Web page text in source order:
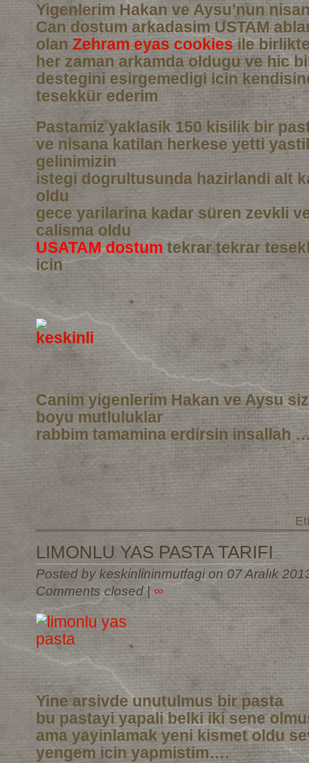
Yigenlerim Hakan ve Aysu’nun
Can dostum arkadasim USTAM
olan Zehram eyas cookiesile
her zaman arkamda oldugu ve hic
destegini esirgemedigi icin
tesekkür ederim
Pastamiz yaklasik 150 kisilik bir
ve nisana katilan herkese yetti
gelinimizin
istegi dogrultusunda hazirlandi alt
oldu
gece yarilarina kadar süren zevkli
calisma oldu
USATAM dostum tekrar tekrar
icin
Canim yigenlerim Hakan ve Aysu
boyu mutluluklar
rabbim tamamina erdirsin insallah
LIMONLU YAS PASTA TARIFI
Posted by keskinlininmutfagi on 07 Aralık
Comments closed| ∞
Yine arsivde unutulmus bir pasta
bu pastayi yapali belki iki sene
ama yayinlamak yeni kismet oldu
yengem icin yapmistim….